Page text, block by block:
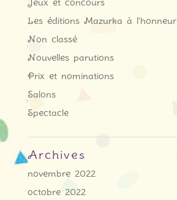
Jeux et concours
Les éditions Mazurka à l'honneur
Non classé
Nouvelles parutions
Prix et nominations
Salons
Spectacle
Archives
novembre 2022
octobre 2022